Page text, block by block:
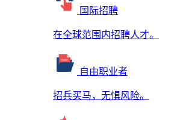
国际招聘
在全球范围内招聘人才。
自由职业者
招兵买马，无惧风险。